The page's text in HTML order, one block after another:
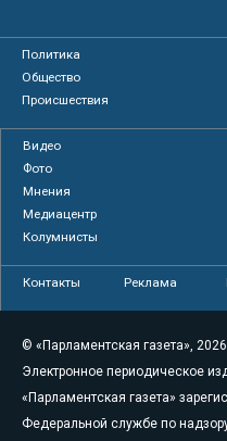
Политика
Общество
Происшествия
Видео
Фото
Мнения
Медиацентр
Колумнисты
Контакты Реклама
© «Парламентская газета», 2026
Электронное периодическое
«Парламентская газета»
Федеральной службе по